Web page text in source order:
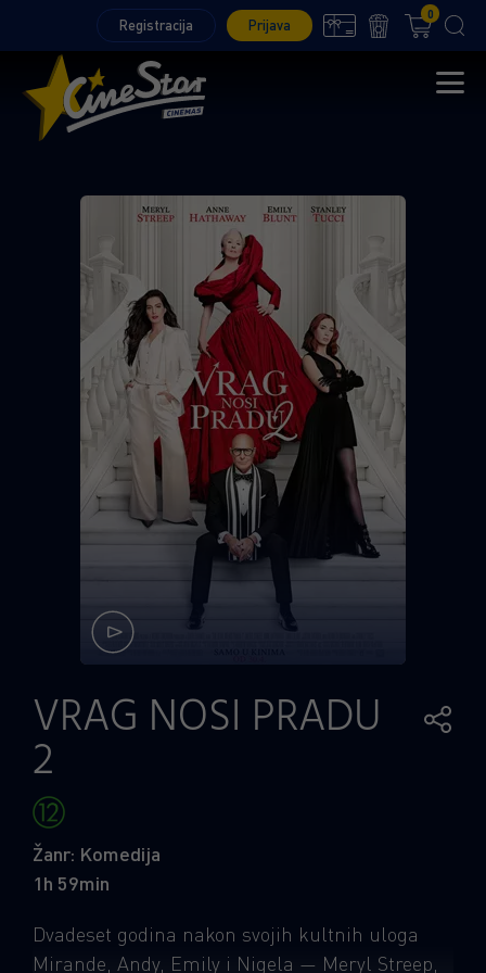
Registracija Prijava
0
VRAG NOSI PRADU
2
Žanr: Komedija
1h 59min
Dvadeset godina nakon svojih kultnih uloga
Mirande, Andy, Emily i Nigela — Meryl Streep,